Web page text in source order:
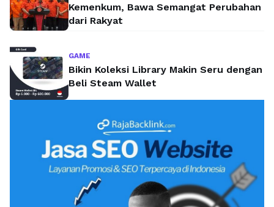
Kemenkum, Bawa Semangat Perubahan
dari Rakyat
GAME
Bikin Koleksi Library Makin Seru dengan
Beli Steam Wallet